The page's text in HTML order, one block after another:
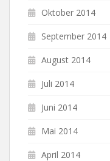
Oktober 2014
September 2014
August 2014
Juli 2014
Juni 2014
Mai 2014
April 2014